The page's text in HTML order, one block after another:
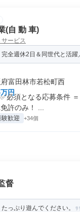
(自 動 車)
ービス
全週休2日＆同世代と活躍
富田林市若松町西
円
必須となる応募条件
許のみ！ ...
歓迎 +34個
督
っぷり遊んでください。